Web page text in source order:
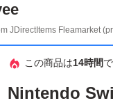
JDirectItems Fleamarket
この商品は14時間
Nintendo